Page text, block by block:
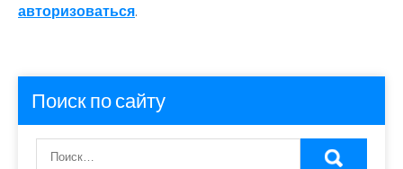
авторизоваться.
Поиск по сайту